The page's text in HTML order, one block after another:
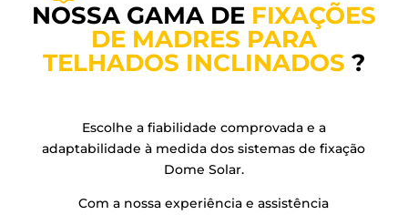
NOSSA GAMA DE FIXAÇÕES
DE MADRES PARA
TELHADOS INCLINADOS ?
Escolhe a fiabilidade comprovada e a
adaptabilidade à medida dos sistemas de fixação
Dome Solar.
Com a nossa experiência e assistência